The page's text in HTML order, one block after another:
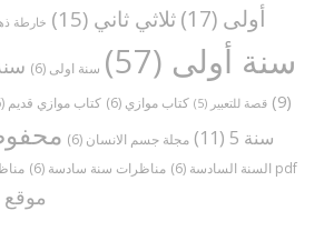
أولى (17) ثلاثي ثاني (15) خارطة
سنة أولى (57) سنة اولى (6)
(9)
قصة للتعبير (5) كتاب موازي (6) كتاب موازي قديم (6)
سنة 5
(11) مجلة جسم الانسان (6)
السنة السادسة (6) مناظرات سنة سادسة (6)
مناظرات سنة سادسة مع الإصلاح pdf
موقع